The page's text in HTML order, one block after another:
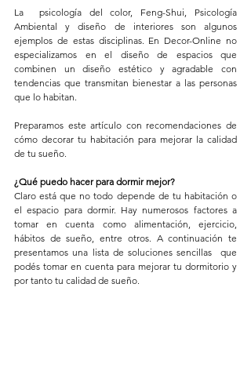
La  psicología del color, Feng-Shui, Psicología
Ambiental y diseño de interiores son algunos
ejemplos de estas disciplinas. En Decor-Online no
especializamos en el diseño de espacios que
combinen un diseño estético y agradable con
tendencias que transmitan bienestar a las personas
que lo habitan.
Preparamos este artículo con recomendaciones de
cómo decorar tu habitación para mejorar la calidad
de tu sueño.
¿Qué puedo hacer para dormir mejor?
Claro está que no todo depende de tu habitación o
el espacio para dormir. Hay numerosos factores a
tomar en cuenta como alimentación, ejercicio,
hábitos de sueño, entre otros. A continuación te
presentamos una lista de soluciones sencillas  que
podés tomar en cuenta para mejorar tu dormitorio y
por tanto tu calidad de sueño.